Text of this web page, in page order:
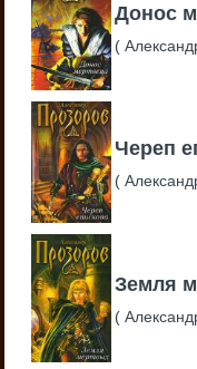
Донос
(
Череп
(
Земля
(